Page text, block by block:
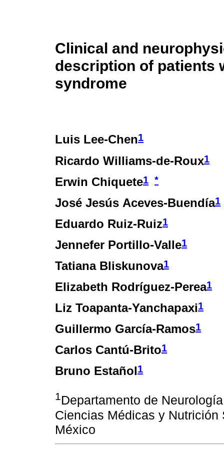
Clinical and
description of patients
syndrome
Luis Lee-Chen1
Ricardo Williams-de-Roux1
Erwin Chiquete1 *
José Jesús Aceves-Buendía1
Eduardo Ruiz-Ruiz1
Jennefer Portillo-Valle1
Tatiana Bliskunova1
Elizabeth Rodríguez-Perea1
Liz Toapanta-Yanchapaxi1
Guillermo García-Ramos1
Carlos Cantú-Brito1
Bruno Estañol1
1Departamento de
Ciencias Médicas y
México